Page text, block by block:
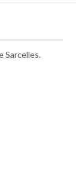
Sarcelles.